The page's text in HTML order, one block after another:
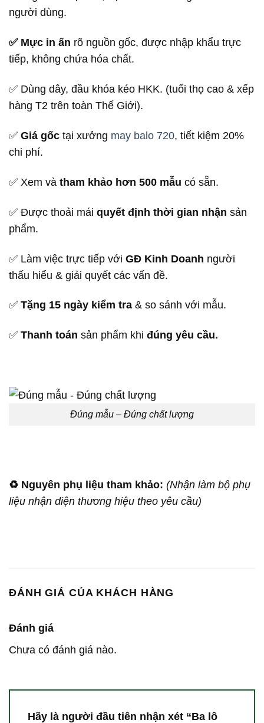
người dùng.
✅ Mực in ấn rõ nguồn gốc, được nhập khẩu trực
tiếp, không chứa hóa chất.
✅ Dùng dây, đầu khóa kéo HKK. (tuổi thọ cao & xếp
hàng T2 trên toàn Thế Giới).
✅ Giá gốc tại xưởng may balo 720, tiết kiệm 20%
chi phí.
✅ Xem và tham khảo hơn 500 mẫu có sẵn.
✅ Được thoải mái quyết định thời gian nhận sản
phẩm.
✅ Làm việc trực tiếp với GĐ Kinh Doanh người
thấu hiểu & giải quyết các vấn đề.
✅ Tặng 15 ngày kiểm tra & so sánh với mẫu.
✅ Thanh toán sản phẩm khi đúng yêu cầu.
Đúng mẫu – Đúng chất lượng
♻️ Nguyên phụ liệu tham khảo: (Nhận làm bộ phụ
liệu nhận diện thương hiệu theo yêu cầu)
ĐÁNH GIÁ CỦA KHÁCH HÀNG
Đánh giá
Chưa có đánh giá nào.
Hãy là người đầu tiên nhận xét “Ba lô